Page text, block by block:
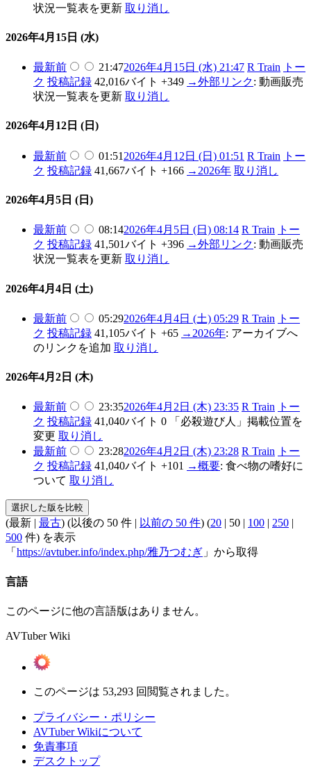
状況一覧表を更新 取り消し
2026年4月15日 (水)
最新前 21:472026年4月15日 (水) 21:47 R Train
トー
ク 投稿記録 42,016バイト +349 →外部リンク: 動画販売
状況一覧表を更新 取り消し
2026年4月12日 (日)
最新前 01:51 2026年4月12日 (日) 01:51 R Train
トー
ク 投稿記録 41,667バイト +166 → 2026年 取り消し
2026年4月5日 (日)
最新前 08:142026年4月5日 (日) 08:14 R Train
トー
ク 投稿記録 41,501バイト +396 →外部リンク: 動画販売
状況一覧表を更新 取り消し
2026年4月4日 (土)
最新前 05:292026年4月4日 (土) 05:29 R Train
トー
ク 投稿記録 41,105バイト +65 → 2026年: アーカイブへ
のリンクを追加 取り消し
2026年4月2日 (木)
最新前 23:352026年4月2日 (木) 23:35 R Train
トー
ク 投稿記録 41,040バイト 0
「必殺遊び人」掲載位置を
変更 取り消し
最新前 23:282026年4月2日 (木) 23:28 R Train
トー
ク 投稿記録 41,040バイト +101 →概要: 食べ物の嗜好に
ついて 取り消し
(最新 | 最古) (以後の 50 件 | 以前の 50 件) (20 | 50 | 100 | 250 |
500 件) を表示
「 https://avtuber.info/index.php/雅乃つむぎ 」から取得
言語
このページに他の言語版はありません。
AVTuber Wiki
このページは 53,293 回閲覧されました。
プライバシー・ポリシー
AVTuber Wikiについて
免責事項
デスクトップ